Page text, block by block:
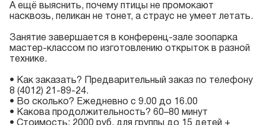
А ещё выяснить, почему птицы не промокают
насквозь, пеликан не тонет, а страус не умеет летать.
Занятие завершается в конференц-зале зоопарка
мастер-классом по изготовлению открыток в разной
технике.
• Как заказать? Предварительный заказ по телефону
8 (4012) 21-89-24.
• Во сколько? Ежедневно с 9.00 до 16.00
• Какова продолжительность? 60–80 минут
• Стоимость: 2000 руб. для группы до 15 детей +